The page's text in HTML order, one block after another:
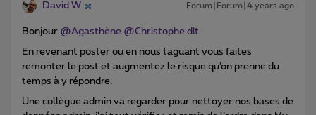
David W Forum|Forum|4 years ago
Bonjour @Agasthène @Christophe dlt
En revenant poster ou en nous taguant vous faites
remonter le post et augmentez le risque qu’on prenne du
temps à y répondre.
Une collègue admin va regarder pour nettoyer nos bases de